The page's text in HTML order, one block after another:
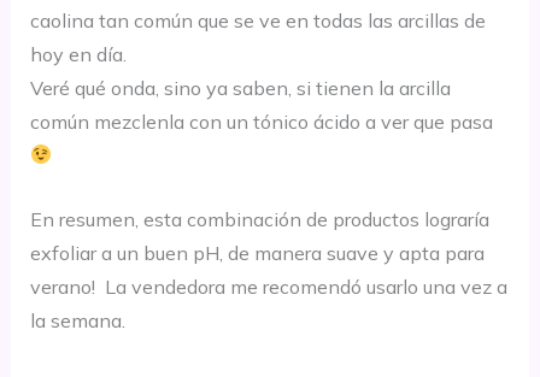
caolina tan común que se ve en todas las arcillas de
hoy en día.
Veré qué onda, sino ya saben, si tienen la arcilla
común mezclenla con un tónico ácido a ver que pasa
En resumen, esta combinación de productos lograría
exfoliar a un buen pH, de manera suave y apta para
verano! La vendedora me recomendó usarlo una vez a
la semana.